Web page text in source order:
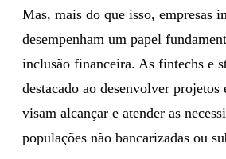
Mas, mais do que isso, empresas
desempenham um papel
inclusão financeira. As fintechs e
destacado ao desenvolver projetos
visam alcançar e atender as
populações não bancarizadas ou